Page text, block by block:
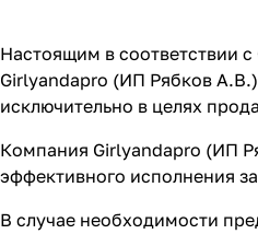
Настоящим в соответствии
Girlyandapro (ИП Рябков
исключительно в целях
Компания Girlyandapro (ИП
эффективного исполнения
В случае необходимости